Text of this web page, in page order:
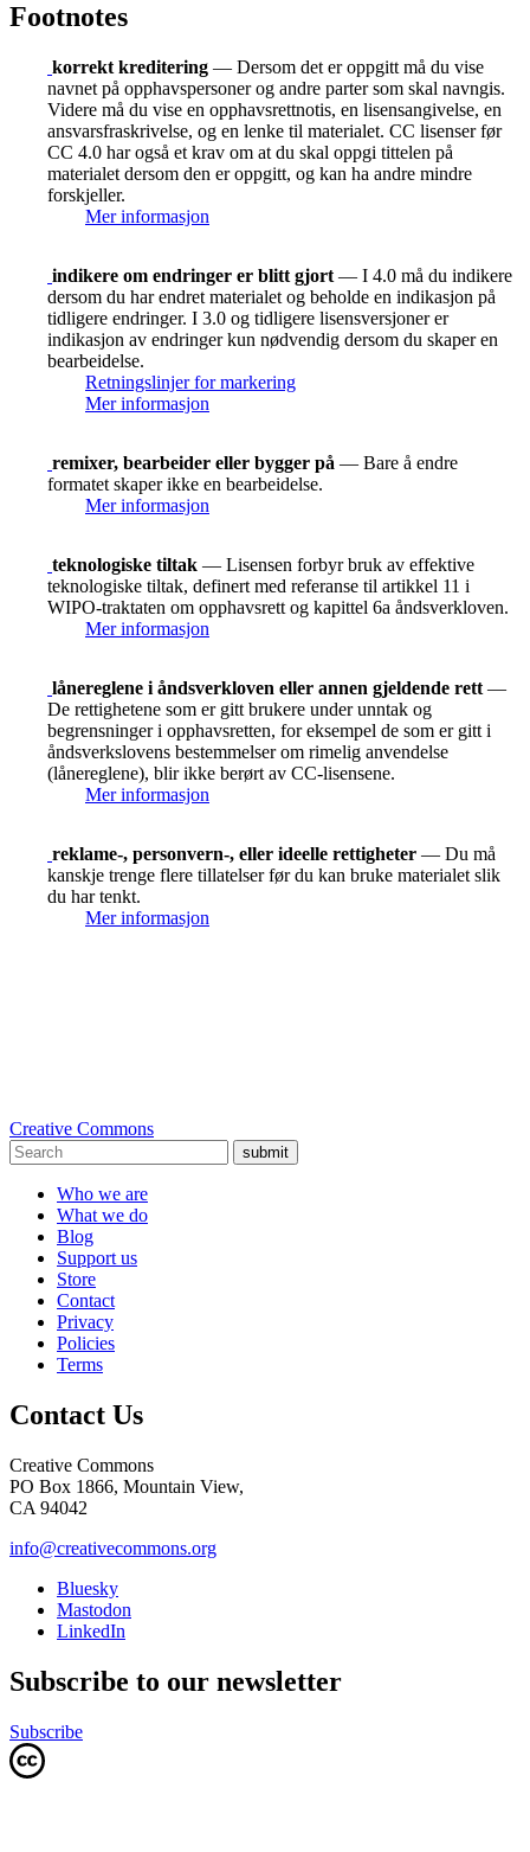
Footnotes
korrekt kreditering — Dersom det er oppgitt må du vise
navnet på opphavspersoner og andre parter som skal navngis.
Videre må du vise en opphavsrettnotis, en lisensangivelse, en
ansvarsfraskrivelse, og en lenke til materialet. CC lisenser før
CC 4.0 har også et krav om at du skal oppgi tittelen på
materialet dersom den er oppgitt, og kan ha andre mindre
forskjeller.
Mer informasjon
indikere om endringer er blitt gjort — I 4.0 må du indikere
dersom du har endret materialet og beholde en indikasjon på
tidligere endringer. I 3.0 og tidligere lisensversjoner er
indikasjon av endringer kun nødvendig dersom du skaper en
bearbeidelse.
Retningslinjer for markering
Mer informasjon
remixer, bearbeider eller bygger på — Bare å endre
formatet skaper ikke en bearbeidelse.
Mer informasjon
teknologiske tiltak — Lisensen forbyr bruk av effektive
teknologiske tiltak, definert med referanse til artikkel 11 i
WIPO-traktaten om opphavsrett og kapittel 6a åndsverkloven.
Mer informasjon
lånereglene i åndsverkloven eller annen gjeldende rett —
De rettighetene som er gitt brukere under unntak og
begrensninger i opphavsretten, for eksempel de som er gitt i
åndsverkslovens bestemmelser om rimelig anvendelse
(lånereglene), blir ikke berørt av CC-lisensene.
Mer informasjon
reklame-, personvern-, eller ideelle rettigheter — Du må
kanskje trenge flere tillatelser før du kan bruke materialet slik
du har tenkt.
Mer informasjon
Creative Commons
submit
Who we are
What we do
Blog
Support us
Store
Contact
Privacy
Policies
Terms
Contact Us
Creative Commons
PO Box 1866, Mountain View,
CA 94042
info@creativecommons.org
Bluesky
Mastodon
LinkedIn
Subscribe to our newsletter
Subscribe